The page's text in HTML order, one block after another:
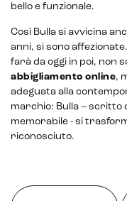
CRM & email
bello e funzionale.
Così Bulla si avvicina
anni, si sono
farà da oggi in poi, non
abbigliamento online,
adeguata alla
marchio: Bulla – scritto
memorabile - si
riconosciuto.